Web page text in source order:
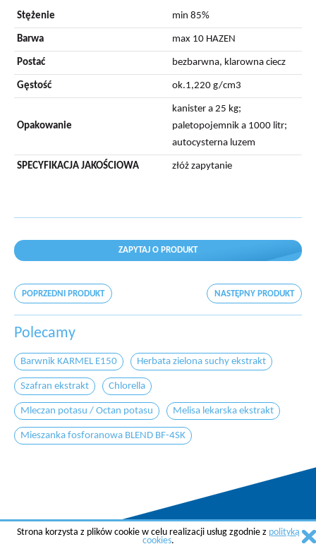
Stężenie min 85%
Barwa max 10 HAZEN
Postać bezbarwna, klarowna ciecz
Gęstość ok.1,220 g/cm3
Opakowanie
kanister a 25 kg;
paletopojemnik a 1000 litr;
autocysterna luzem
SPECYFIKACJA JAKOŚCIOWA złóż zapytanie
ZAPYTAJ O PRODUKT
POPRZEDNI PRODUKT NASTĘPNY PRODUKT
Polecamy
Barwnik KARMEL E150 Herbata zielona suchy ekstrakt
Szafran ekstrakt Chlorella
Mleczan potasu / Octan potasu Melisa lekarska ekstrakt
Mieszanka fosforanowa BLEND BF-4SK
Copyright © 2015 AGREMA Poland Sp. z o.o.
Strona korzysta z plików cookie w celu realizacji usług zgodnie z polityką
cookies.